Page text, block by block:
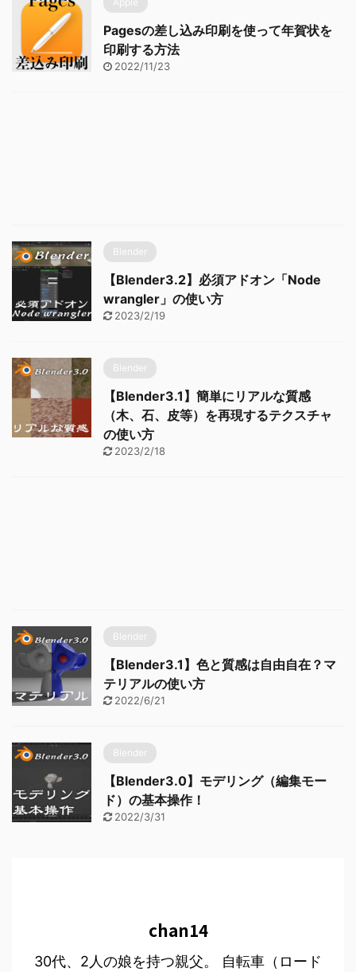
Pagesの差し込み印刷を使って年賀状を
印刷する方法
2022/11/23
Blender
【Blender3.2】必須アドオン「Node
wrangler」の使い方
2023/2/19
Blender
【Blender3.1】簡単にリアルな質感
（木、石、皮等）を再現するテクスチャ
の使い方
2023/2/18
Blender
【Blender3.1】色と質感は自由自在？マ
テリアルの使い方
2022/6/21
Blender
【Blender3.0】モデリング（編集モー
ド）の基本操作！
2022/3/31
chan14
30代、2人の娘を持つ親父。 自転車（ロード